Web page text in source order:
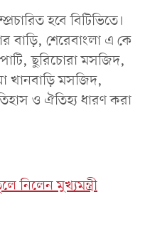
হবে বিটিভিতে।
বাড়ি, শেরেবাংলা এ কে
ছুরিচোরা মসজিদ,
খানবাড়ি মসজিদ,
ও ঐতিহ্য ধারণ করা
নিলেন মুখ্যমন্ত্রী